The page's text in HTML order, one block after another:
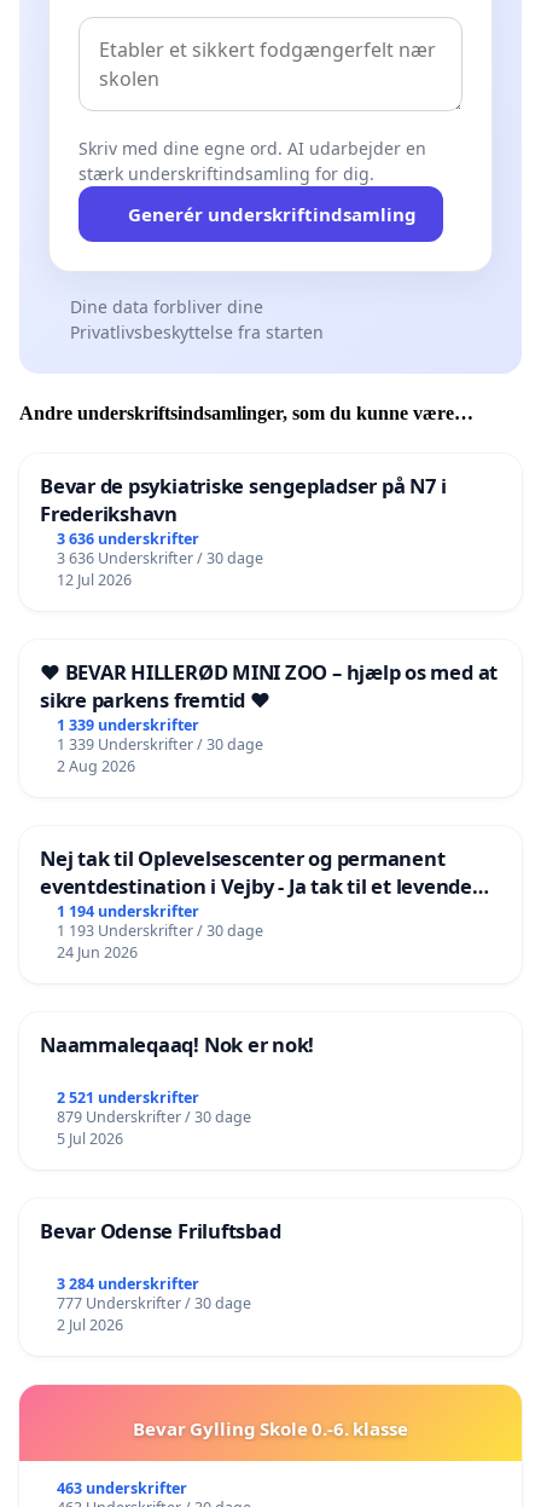
Skriv med dine egne ord. AI udarbejder en
stærk underskriftindsamling for dig.
Generér underskriftindsamling
Dine data forbliver dine
Privatlivsbeskyttelse fra starten
Andre underskriftsindsamlinger, som du kunne være
Bevar de psykiatriske sengepladser på N7 i
Frederikshavn
3 636 underskrifter
3 636 Underskrifter / 30 dage
12 Jul 2026
❤️ BEVAR HILLERØD MINI ZOO – hjælp os med at
sikre parkens fremtid ❤️
1 339 underskrifter
1 339 Underskrifter / 30 dage
2 Aug 2026
Nej tak til Oplevelsescenter og permanent
eventdestination i Vejby - Ja tak til et levende
lokalområde i balance
1 194 underskrifter
1 193 Underskrifter / 30 dage
24 Jun 2026
Naammaleqaaq! Nok er nok!
2 521 underskrifter
879 Underskrifter / 30 dage
5 Jul 2026
Bevar Odense Friluftsbad
3 284 underskrifter
777 Underskrifter / 30 dage
2 Jul 2026
Bevar Gylling Skole 0.-6. klasse
463 underskrifter